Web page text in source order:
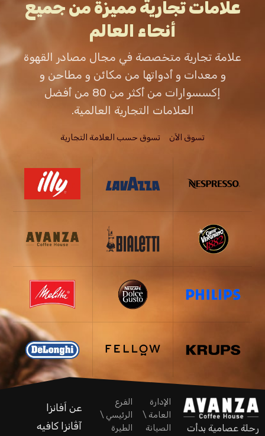
علامات تجارية مميزة من جميع
أنحاء العالم
علامة تجارية متخصصة في مجال مصادر القهوة
و معدات و أدواتها من مكائن و مطاحن و
إكسسوارات من أكثر من 80 من أفضل
العلامات التجارية العالمية.
تسوق الاَن تسوق حسب العلامة التجارية
رحلة عصامية بدأت
الإدارة
العامة \
الصيانة
الفرع
الرئيسي \
الطيرة
عن اَفانزا
آڤانزا كافيه